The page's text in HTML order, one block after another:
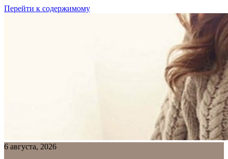
Перейти к содержимому
6 августа, 2026